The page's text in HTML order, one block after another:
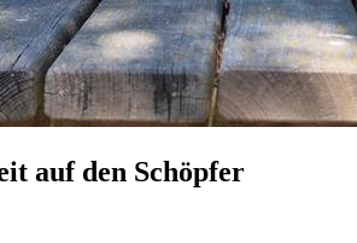
auf den Schöpfer